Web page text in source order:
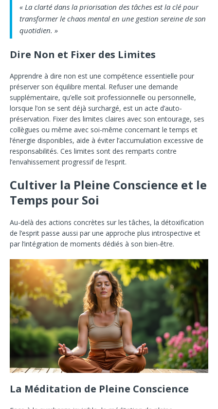
« La clarté dans la priorisation des tâches est la clé pour
transformer le chaos mental en une gestion sereine de son
quotidien. »
Dire Non et Fixer des Limites
Apprendre à dire non est une compétence essentielle pour
préserver son équilibre mental. Refuser une demande
supplémentaire, qu’elle soit professionnelle ou personnelle,
lorsque l’on se sent déjà surchargé, est un acte d’auto-
préservation. Fixer des limites claires avec son entourage, ses
collègues ou même avec soi-même concernant le temps et
l’énergie disponibles, aide à éviter l’accumulation excessive de
responsabilités. Ces limites sont des remparts contre
l’envahissement progressif de l’esprit.
Cultiver la Pleine Conscience et le
Temps pour Soi
Au-delà des actions concrètes sur les tâches, la détoxification
de l’esprit passe aussi par une approche plus introspective et
par l’intégration de moments dédiés à son bien-être.
La Méditation de Pleine Conscience